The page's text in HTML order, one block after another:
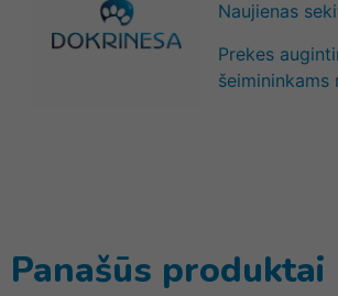
Naujienas
Prekes
šeimininkams
Panašūs produktai